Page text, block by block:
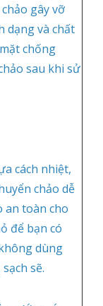
gây vỡ
dạng và chất
chống
sau khi sử
cách nhiệt,
chảo dễ
an toàn cho
để bạn có
dùng
sẽ.